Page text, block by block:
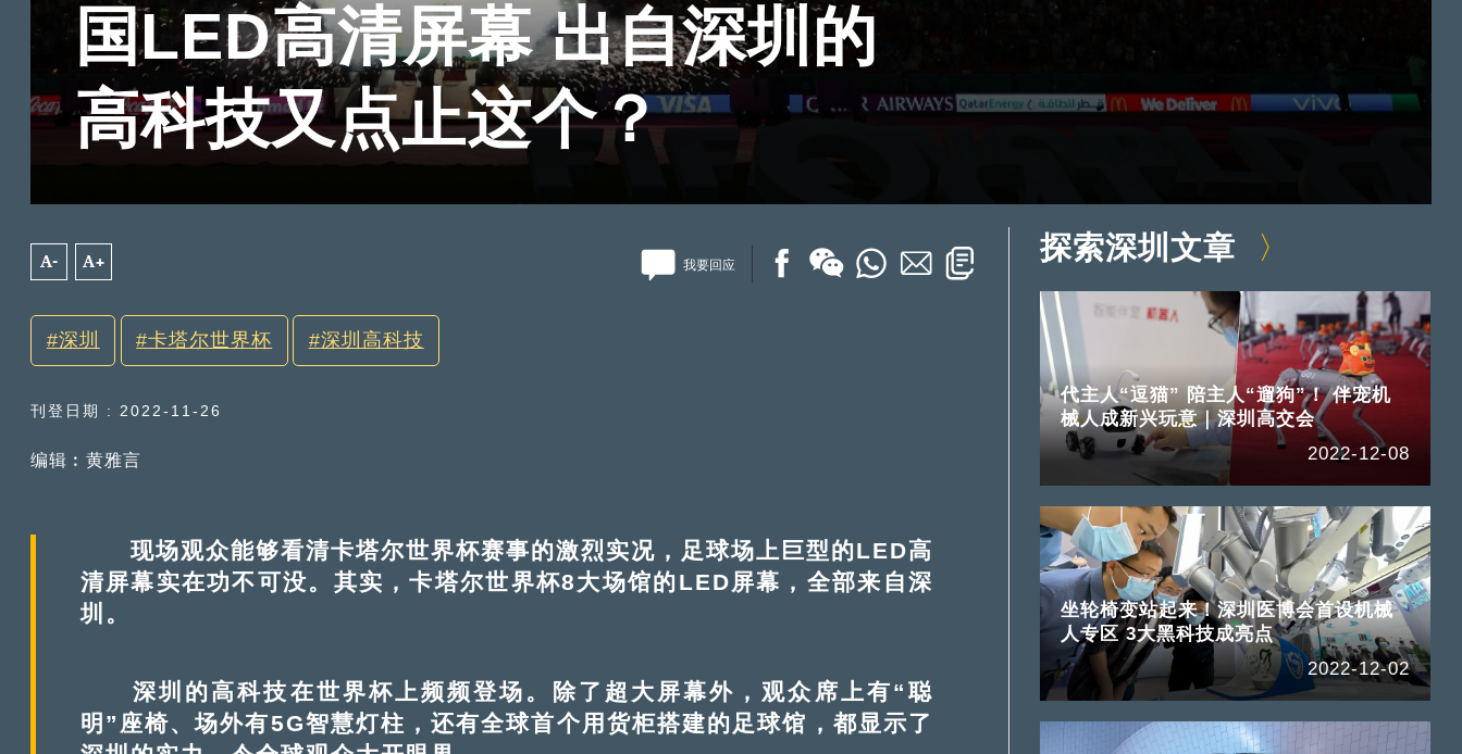
国LED高清屏幕 出自深圳的
高科技又点止这个？
A- A+ 我要回应
深圳 卡塔尔世界杯 深圳高科技
刊登日期 : 2022-11-26
编辑︰黄雅言
现场观众能够看清卡塔尔世界杯赛事的激烈实况，足球场上巨型的LED高
清屏幕实在功不可没。其实，卡塔尔世界杯8大场馆的LED屏幕，全部来自深
圳。
深圳的高科技在世界杯上频频登场。除了超大屏幕外，观众席上有“聪
明”座椅、场外有5G智慧灯柱，还有全球首个用货柜搭建的足球馆，都显示了
探索深圳文章
代主人“逗猫” 陪主人“遛狗”！ 伴宠机
械人成新兴玩意｜深圳高交会
2022-12-08
坐轮椅变站起来！深圳医博会首设机械
人专区 3大黑科技成亮点
2022-12-02